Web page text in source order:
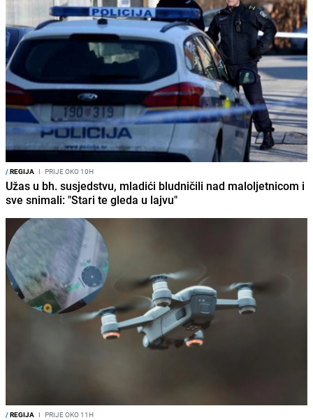
/REGIJA I PRIJE OKO 10H
Užas u bh. susjedstvu, mladići bludničili nad maloljetnicom i
sve snimali: "Stari te gleda u lajvu"
/REGIJA I PRIJE OKO 11H